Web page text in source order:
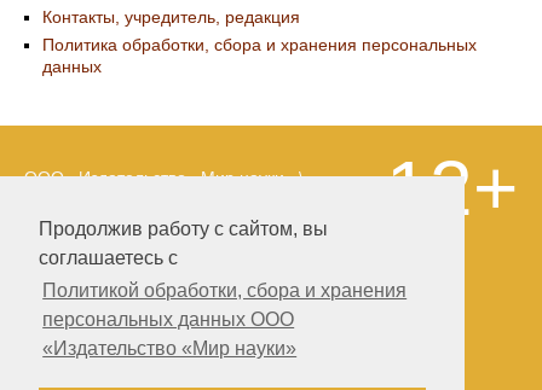
Продолжив работу с сайтом, вы
соглашаетесь с
Политикой обработки, сбора и хранения
персональных данных ООО
«Издательство «Мир науки»
Контакты, учредитель, редакция
Политика обработки, сбора и хранения персональных
данных
ООО «Издательство «Мир науки» \
LLC Материалы, размещенные на сайте,
охраняются Законом о защите авторских
прав. Публикация любых материалов
этого сайта запрещена без
предварительного согласования с
издательством. Авторские права на
размещенные на сайте научные
12+